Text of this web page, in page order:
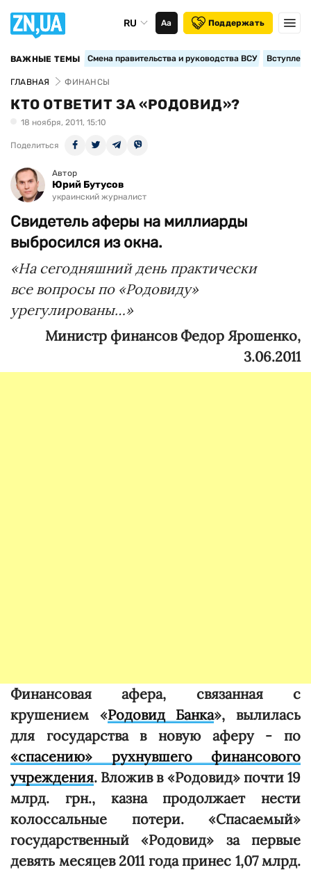
RU Аа Поддержать
ВАЖНЫЕ ТЕМЫ Смена правительства и руководства ВСУ
ГЛАВНАЯ ФИНАНСЫ
КТО ОТВЕТИТ ЗА «РОДОВИД»?
18 ноября, 2011, 15:10
Поделиться
Автор
Юрий Бутусов
украинский журналист
Свидетель аферы на миллиарды
выбросился из окна.
«На сегодняшний день практически
все вопросы по «Родовиду»
урегулированы…»
Министр финансов Федор Ярошенко,
3.06.2011
Финансовая афера, связанная с
крушением «Родовид Банка», вылилась
для государства в новую аферу - по
«спасению» рухнувшего финансового
учреждения. Вложив в «Родовид» почти 19
млрд. грн., казна продолжает нести
колоссальные потери. «Спасаемый»
государственный «Родовид» за первые
девять месяцев 2011 года принес 1,07 млрд.